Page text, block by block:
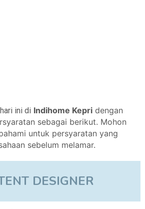
ini di Indihome Kepri dengan
sebagai berikut. Mohon
untuk persyaratan yang
sebelum melamar.
DESIGNER